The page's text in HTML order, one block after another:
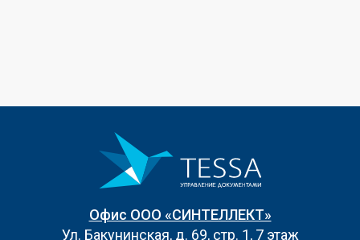
Офис ООО «СИНТЕЛЛЕКТ»
Ул. Бакунинская, д. 69, стр. 1, 7 этаж